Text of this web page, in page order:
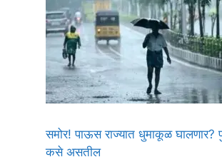
समोर! पाऊस राज्यात धुमाकूळ
कसे असतील